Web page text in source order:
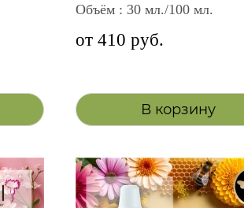
Объём : 30 мл./100 мл.
от 410 руб.
В корзину